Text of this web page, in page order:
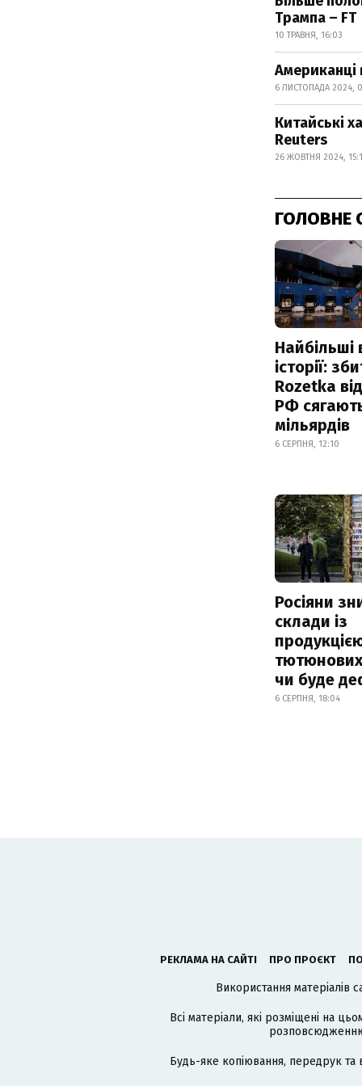
Трампа – FT
10 ТРАВНЯ, 16:03
Американці
6 ЛИСТОПАДА 2024,
Китайські
Reuters
26 ЖОВТНЯ 2024,
ГОЛОВНЕ
Найбільші
історії:
Rozetka
РФ
мільярдів
6 СЕРПНЯ, 12:10
Росіяни
склади із
тютюнових
чи буде
6 СЕРПНЯ, 18:04
РЕКЛАМА НА САЙТІ ПРО ПРОЄКТ
Використання матеріалів
Всі матеріали, які розміщені на
розповсюдженню
Будь-яке копіювання, передрук та